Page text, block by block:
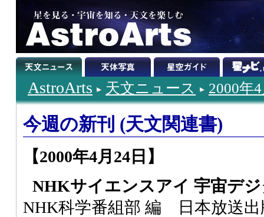
AstroArts 天文ニュース 2000年
今週の新刊 (天文関連書)
【2000年4月24日】
NHKサイエンスアイ 宇宙デ
NHK科学番組部 編 日本放送出